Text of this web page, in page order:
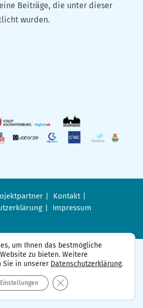
Beiträge, die unter dieser
wurden.
Kontakt
Impressum
um Ihnen das bestmögliche
zu bieten. Weitere
Sie in unserer Datenschutzerklärung.
Einstellungen GDPR Cookie-Banner